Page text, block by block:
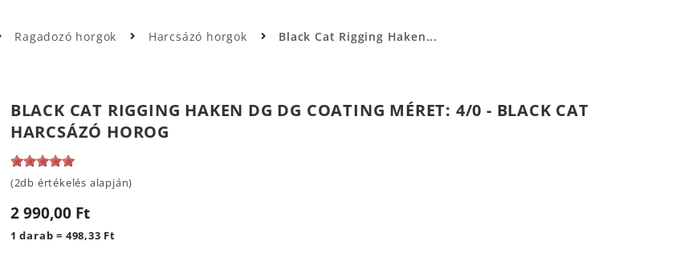
Ragadozó horgok Harcsázó horgok Black Cat Rigging Haken...
BLACK CAT RIGGING HAKEN DG DG COATING MÉRET: 4/0 - BLACK CAT
HARCSÁZÓ HOROG
(2db értékelés alapján)
2 990,00 Ft
1 darab = 498,33 Ft